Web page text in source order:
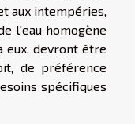
aux intempéries,
l'eau homogène
eux, devront être
de préférence
spécifiques